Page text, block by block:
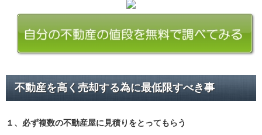
不動産を高く売却する為に最低限すべき事
１、必ず複数の不動産屋に見積り をとってもらう